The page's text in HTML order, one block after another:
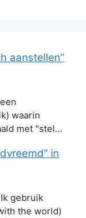
aanstellen”
waarin
met "stel…
in
gebruik
the world)